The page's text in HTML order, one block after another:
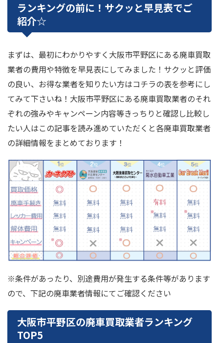
ランキングの前に！サクッと早見表でご
紹介☆
まずは、最初にわかりやすく大阪市平野区にある廃車買取
業者の費用や特徴を早見表にしてみました！サクッと評価
の良い、お得な業者を知りたい方はコチラの表を参考にし
てみて下さいね！大阪市平野区にある廃車買取業者のそれ
ぞれの強みやキャンペーン内容等きっちりと確認し比較し
たい人はこの記事を読み進めていただくと各廃車買取業者
の詳細情報をまとめております！
※条件があったり、別途費用が発生する条件等があります
ので、下記の廃車業者情報にてご確認ください
大阪市平野区の廃車買取業者ランキング
TOP5